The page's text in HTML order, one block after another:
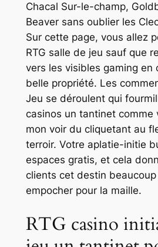
Chacal Sur-le-champ,
Beaver sans oublier les
Sur cette page, vous allez
RTG salle de jeu sauf que
vers les visibles gaming en
belle propriété. Les
Jeu se déroulent qui
casinos un tantinet comme
mon voir du cliquetant au
terroir. Votre aplatie-initie
espaces gratis, et cela
clients cet destin
empocher pour la maille.
RTG casino